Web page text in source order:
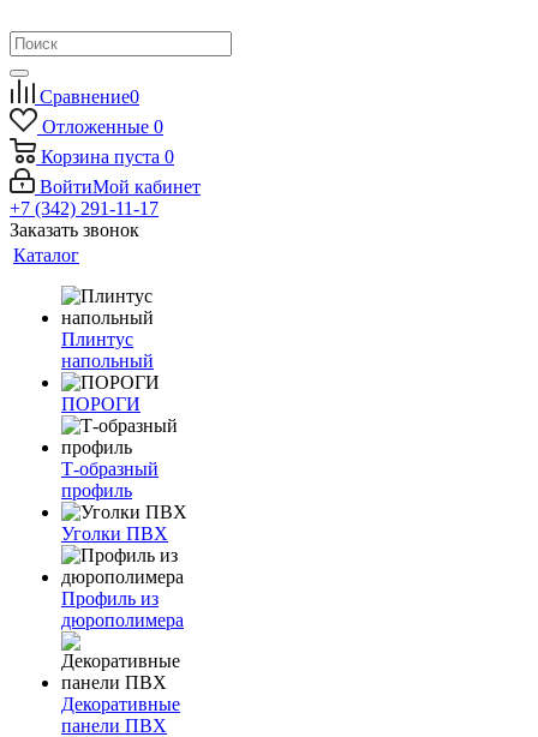
Сравнение0
Отложенные 0
Корзина пуста 0
ВойтиМой кабинет
+7 (342) 291-11-17
Заказать звонок
Каталог
Плинтус
напольный
ПОРОГИ
Т-образный
профиль
Уголки ПВХ
Профиль из
дюрополимера
Декоративные
панели ПВХ